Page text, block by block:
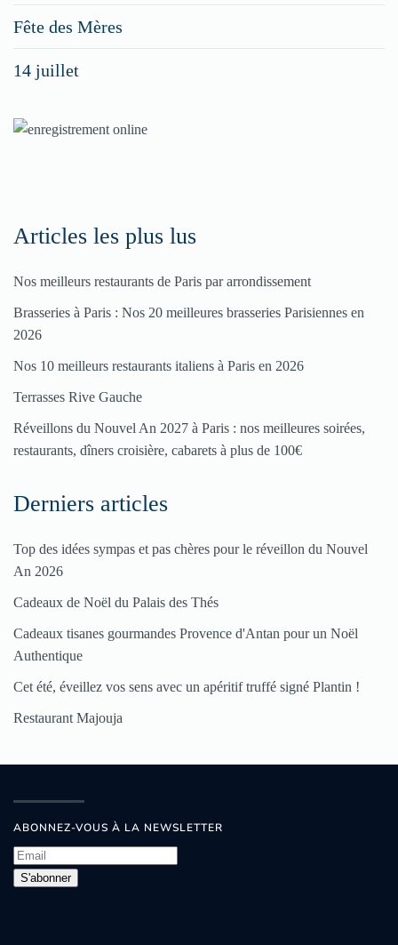
votre
Cliquez
Fête des Mères
14 juillet
Articles les plus lus
Nos meilleurs restaurants de Paris par arrondissement
Brasseries à Paris : Nos 20 meilleures brasseries Parisiennes en
2026
Nos 10 meilleurs restaurants italiens à Paris en 2026
Terrasses Rive Gauche
Réveillons du Nouvel An 2027 à Paris : nos meilleures soirées,
restaurants, dîners croisière, cabarets à plus de 100€
Derniers articles
Top des idées sympas et pas chères pour le réveillon du Nouvel
An 2026
Cadeaux de Noël du Palais des Thés
Cadeaux tisanes gourmandes Provence d'Antan pour un Noël
Authentique
Cet été, éveillez vos sens avec un apéritif truffé signé Plantin !
Restaurant Majouja
ABONNEZ-VOUS À LA NEWSLETTER
S'abonner